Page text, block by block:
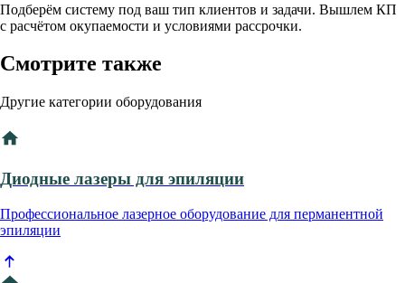
Подберём систему под ваш тип клиентов и задачи. Вышлем КП
с расчётом окупаемости и условиями рассрочки.
Смотрите также
Другие категории оборудования
Диодные лазеры для эпиляции
Профессиональное лазерное оборудование для перманентной
эпиляции